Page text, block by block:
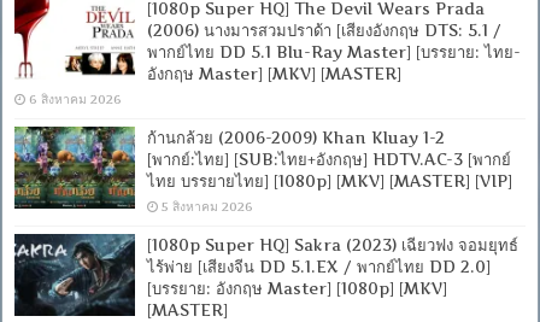
[1080p Super HQ] The Devil Wears Prada
(2006) นางมารสวมปราด้า [เสียงอังกฤษ DTS: 5.1 /
พากย์ไทย DD 5.1 Blu-Ray Master] [บรรยาย: ไทย-
อังกฤษ Master] [MKV] [MASTER]
6 สิงหาคม 2026
ก้านกล้วย (2006-2009) Khan Kluay 1-2
[พากย์:ไทย] [SUB:ไทย+อังกฤษ] HDTV.AC-3 [พากย์
ไทย บรรยายไทย] [1080p] [MKV] [MASTER] [VIP]
5 สิงหาคม 2026
[1080p Super HQ] Sakra (2023) เฉียวฟง จอมยุทธ์
ไร้พ่าย [เสียงจีน DD 5.1.EX / พากย์ไทย DD 2.0]
[บรรยาย: อังกฤษ Master] [1080p] [MKV]
[MASTER]